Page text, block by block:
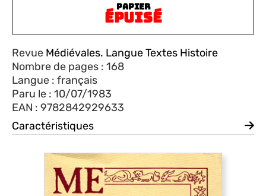
PAPIER
ÉPUISÉ
Revue Médiévales. Langue Textes Histoire
Nombre de pages : 168
Langue : français
Paru le : 10/07/1983
EAN : 9782842929633
Caractéristiques